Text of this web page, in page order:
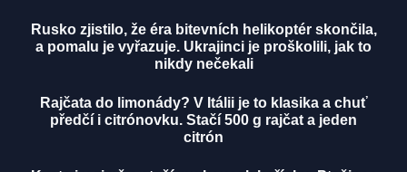
Rusko zjistilo, že éra bitevních helikoptér skončila,
a pomalu je vyřazuje. Ukrajinci je proškolili, jak to
nikdy nečekali
Rajčata do limonády? V Itálii je to klasika a chuť
předčí i citrónovku. Stačí 500 g rajčat a jeden
citrón